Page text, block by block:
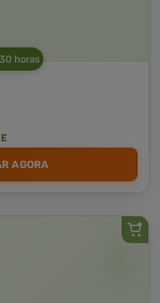
horas
AGORA